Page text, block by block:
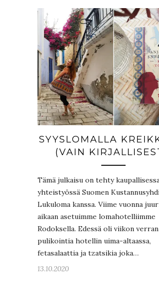
SYYSLOMALLA
(VAIN
Tämä julkaisu on tehty
yhteistyössä Suomen
Lukuloma kanssa. Viime vuonna
aikaan asetuimme lomahotelliimme
Rodoksella. Edessä oli viikon
pulikointia hotellin uima-altaassa,
fetasalaattia ja tzatsikia joka…
13.10.2020